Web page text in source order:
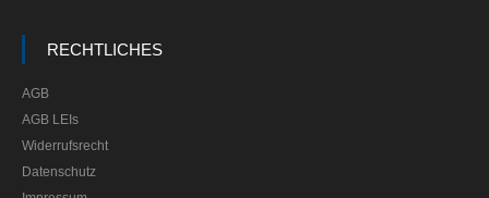
RECHTLICHES
AGB
AGB LEIs
Widerrufsrecht
Datenschutz